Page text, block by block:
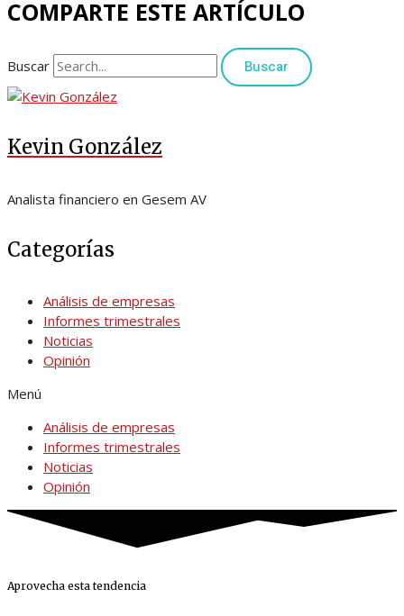
COMPARTE ESTE ARTÍCULO
Buscar Buscar
Kevin González
Analista financiero en Gesem AV
Categorías
Análisis de empresas
Informes trimestrales
Noticias
Opinión
Menú
Análisis de empresas
Informes trimestrales
Noticias
Opinión
Aprovecha esta tendencia